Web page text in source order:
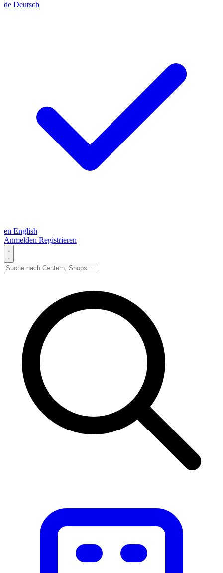
de Deutsch
en English
Anmelden Registrieren